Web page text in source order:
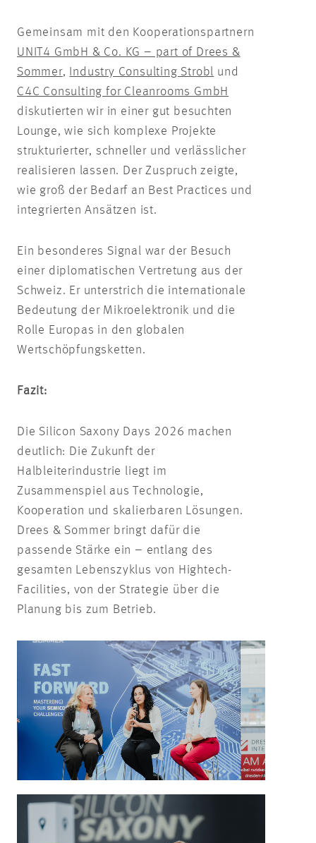
Gemeinsam mit den Kooperationspartnern
UNIT4 GmbH & Co. KG – part of Drees &
Sommer, Industry Consulting Strobl und
C4C Consulting for Cleanrooms GmbH
diskutierten wir in einer gut besuchten
Lounge, wie sich komplexe Projekte
strukturierter, schneller und verlässlicher
realisieren lassen. Der Zuspruch zeigte,
wie groß der Bedarf an Best Practices und
integrierten Ansätzen ist.
Ein besonderes Signal war der Besuch
einer diplomatischen Vertretung aus der
Schweiz. Er unterstrich die internationale
Bedeutung der Mikroelektronik und die
Rolle Europas in den globalen
Wertschöpfungsketten.
Fazit:
Die Silicon Saxony Days 2026 machen
deutlich: Die Zukunft der
Halbleiterindustrie liegt im
Zusammenspiel aus Technologie,
Kooperation und skalierbaren Lösungen.
Drees & Sommer bringt dafür die
passende Stärke ein – entlang des
gesamten Lebenszyklus von Hightech-
Facilities, von der Strategie über die
Planung bis zum Betrieb.